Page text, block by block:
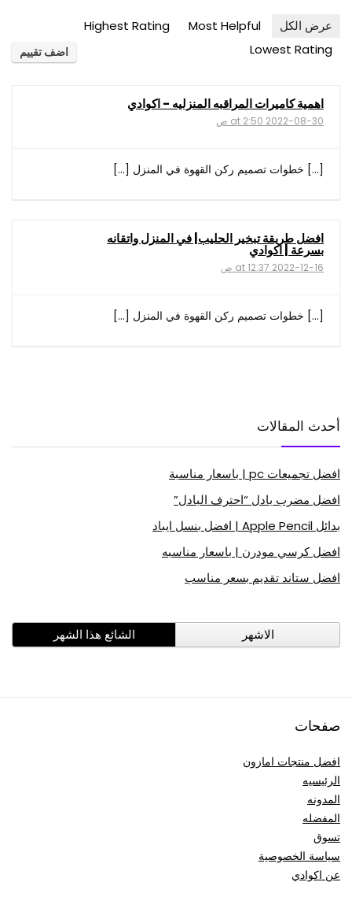
عرض الكل Most Helpful
Highest Rating
Lowest Rating
اضف تقييم
اهمية كاميرات المراقبه المنزليه - اكوادي
2022-08-30 at 2:50 ص
[…] خطوات تصميم ركن القهوة في المنزل […]
افضل طريقة تبخير الحليب| في المنزل واتقانه
بسرعة | اكوادي
2022-12-16 at 12:37 ص
[…] خطوات تصميم ركن القهوة في المنزل […]
أحدث المقالات
افضل تجميعات pc | باسعار مناسبة
افضل مضرب بادل “احترف البادل”
بدائل Apple Pencil | افضل بنسل ايباد
افضل كرسي مودرن | باسعار مناسبه
افضل ستاند تقديم بسعر مناسب
الشائع هذا الشهر الاشهر
صفحات
افضل منتجات امازون
الرئيسيه
المدونه
المفضله
تسوق
سياسة الخصوصية
عن اكوادي